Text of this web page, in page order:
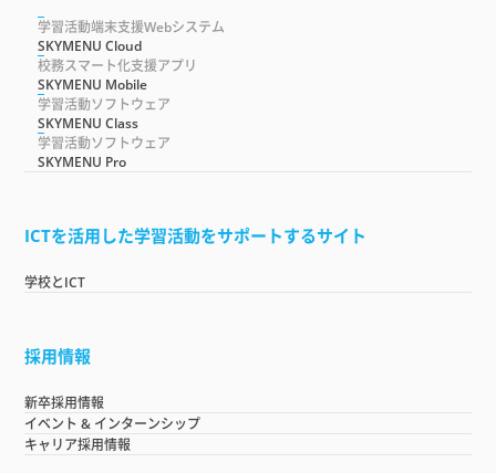
学習活動端末支援Webシステム
SKYMENU Cloud
校務スマート化支援アプリ
SKYMENU Mobile
学習活動ソフトウェア
SKYMENU Class
学習活動ソフトウェア
SKYMENU Pro
ICTを活用した学習活動をサポートするサイト
学校とICT
採用情報
新卒採用情報
イベント & インターンシップ
キャリア採用情報